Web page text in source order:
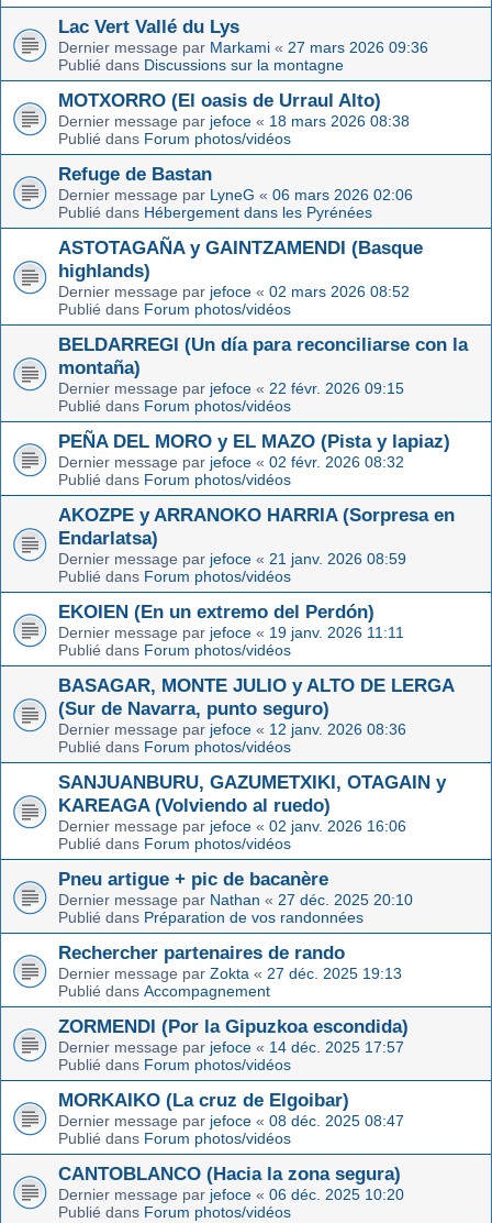
Lac Vert Vallé du Lys
Dernier message par Markami « 27 mars 2026 09:36
Publié dans Discussions sur la montagne
MOTXORRO (El oasis de Urraul Alto)
Dernier message par jefoce « 18 mars 2026 08:38
Publié dans Forum photos/vidéos
Refuge de Bastan
Dernier message par LyneG « 06 mars 2026 02:06
Publié dans Hébergement dans les Pyrénées
ASTOTAGAÑA y GAINTZAMENDI (Basque
highlands)
Dernier message par jefoce « 02 mars 2026 08:52
Publié dans Forum photos/vidéos
BELDARREGI (Un día para reconciliarse con la
montaña)
Dernier message par jefoce « 22 févr. 2026 09:15
Publié dans Forum photos/vidéos
PEÑA DEL MORO y EL MAZO (Pista y lapiaz)
Dernier message par jefoce « 02 févr. 2026 08:32
Publié dans Forum photos/vidéos
AKOZPE y ARRANOKO HARRIA (Sorpresa en
Endarlatsa)
Dernier message par jefoce « 21 janv. 2026 08:59
Publié dans Forum photos/vidéos
EKOIEN (En un extremo del Perdón)
Dernier message par jefoce « 19 janv. 2026 11:11
Publié dans Forum photos/vidéos
BASAGAR, MONTE JULIO y ALTO DE LERGA
(Sur de Navarra, punto seguro)
Dernier message par jefoce « 12 janv. 2026 08:36
Publié dans Forum photos/vidéos
SANJUANBURU, GAZUMETXIKI, OTAGAIN y
KAREAGA (Volviendo al ruedo)
Dernier message par jefoce « 02 janv. 2026 16:06
Publié dans Forum photos/vidéos
Pneu artigue + pic de bacanère
Dernier message par Nathan « 27 déc. 2025 20:10
Publié dans Préparation de vos randonnées
Rechercher partenaires de rando
Dernier message par Zokta « 27 déc. 2025 19:13
Publié dans Accompagnement
ZORMENDI (Por la Gipuzkoa escondida)
Dernier message par jefoce « 14 déc. 2025 17:57
Publié dans Forum photos/vidéos
MORKAIKO (La cruz de Elgoibar)
Dernier message par jefoce « 08 déc. 2025 08:47
Publié dans Forum photos/vidéos
CANTOBLANCO (Hacia la zona segura)
Dernier message par jefoce « 06 déc. 2025 10:20
Publié dans Forum photos/vidéos